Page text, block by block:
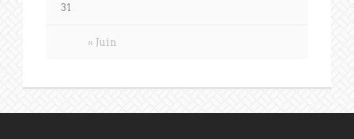
« Juin
31